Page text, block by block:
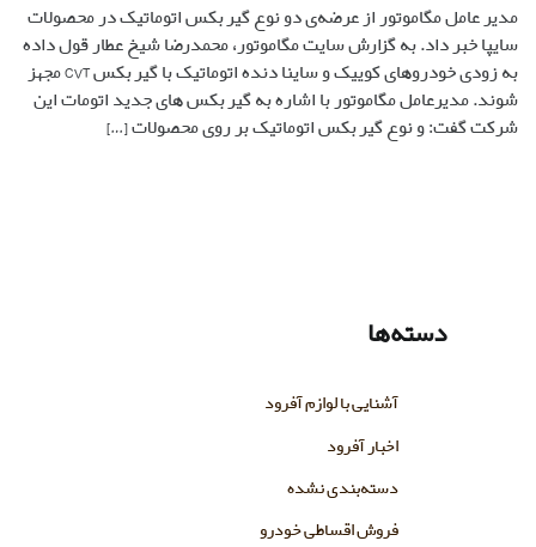
مدیر عامل مگاموتور از عرضه‌ی دو نوع گیربکس اتوماتیک در محصولات
سایپا خبر داد. به گزارش سایت مگاموتور، محمدرضا شیخ عطار قول داده
به زودی خودروهای کوییک و ساینا دنده اتوماتیک با گیربکس CVT مجهز
شوند. مدیرعامل مگاموتور با اشاره به گیربکس های جدید اتومات این
شرکت گفت: و نوع گیربکس اتوماتیک بر روی محصولات […]
دسته‌ها
آشنایی با لوازم آفرود
اخبار آفرود
دسته‌بندی نشده
فروش اقساطی خودرو